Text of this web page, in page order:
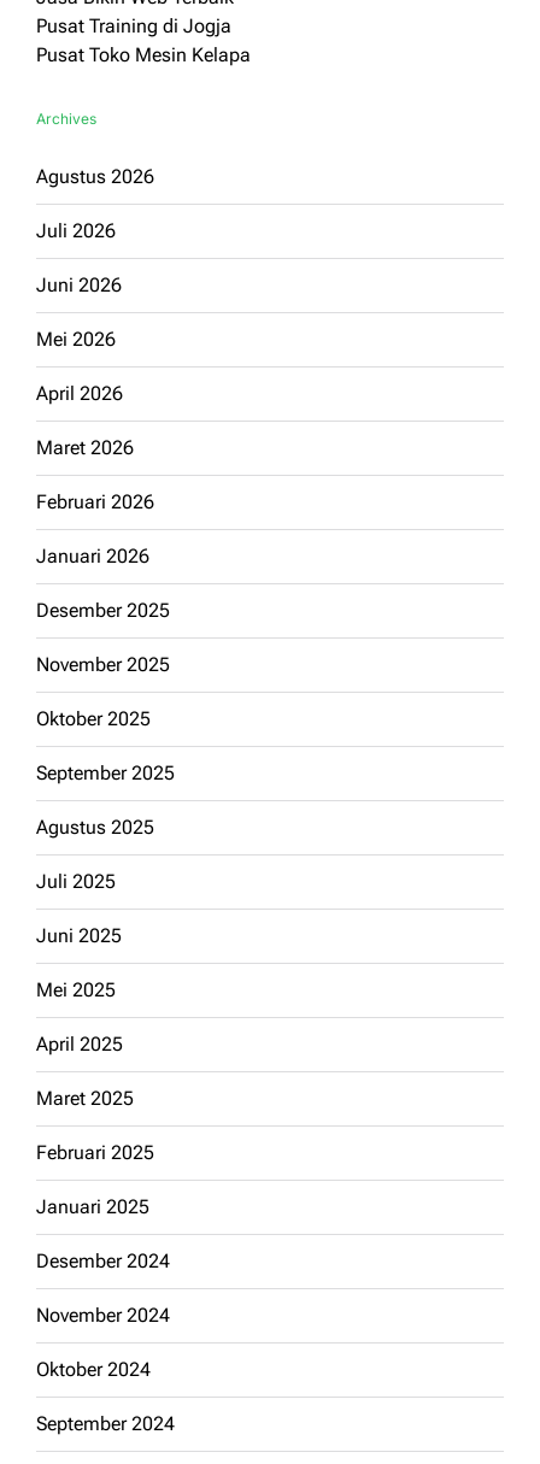
Pusat Training di Jogja
Pusat Toko Mesin Kelapa
Archives
Agustus 2026
Juli 2026
Juni 2026
Mei 2026
April 2026
Maret 2026
Februari 2026
Januari 2026
Desember 2025
November 2025
Oktober 2025
September 2025
Agustus 2025
Juli 2025
Juni 2025
Mei 2025
April 2025
Maret 2025
Februari 2025
Januari 2025
Desember 2024
November 2024
Oktober 2024
September 2024